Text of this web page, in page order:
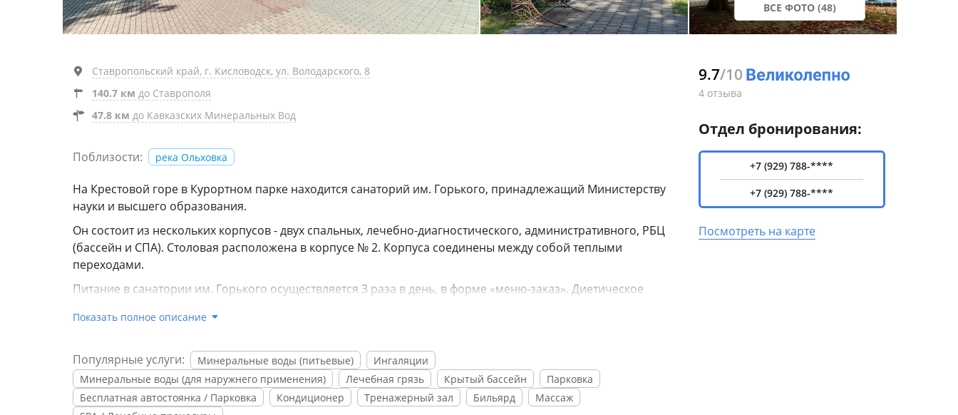
ВСЕ ФОТО (48)
Ставропольский край, г. Кисловодск, ул. Володарского, 8
140.7 км до Ставрополя
47.8 км до Кавказских Минеральных Вод
Поблизости: река Ольховка
На Крестовой горе в Курортном парке находится санаторий им. Горького, принадлежащий Министерству
науки и высшего образования.
Он состоит из нескольких корпусов - двух спальных, лечебно-диагностического, административного, РБЦ
(бассейн и СПА). Столовая расположена в корпусе № 2. Корпуса соединены между собой теплыми
переходами.
Питание в санатории им. Горького осуществляется 3 раза в день, в форме «меню-заказ». Диетическое
десертом.
Вечерами посетители санатория отдыхают, наслаждаясь концертными программами. В концертном зале
есть возможность просмотреть кинофильмы. Еще один вариант расслабиться в вечернее время и найти
хорошую компанию – посетить танцевальный зал или бильярдную комнату. На территории санатория есть
веревочный парк. Актуально для летнего времени.
Показать полное описание
Популярные услуги: Минеральные воды (питьевые)
Ингаляции
Минеральные воды (для наружнего применения)
Лечебная грязь Крытый бассейн
Парковка
Бесплатная автостоянка / Парковка
Кондиционер Тренажерный зал Бильярд
Массаж
9.7/10
4 отзыва
Отдел бронирования:
+7 (929) 788-****
+7 (929) 788-****
Посмотреть на карте